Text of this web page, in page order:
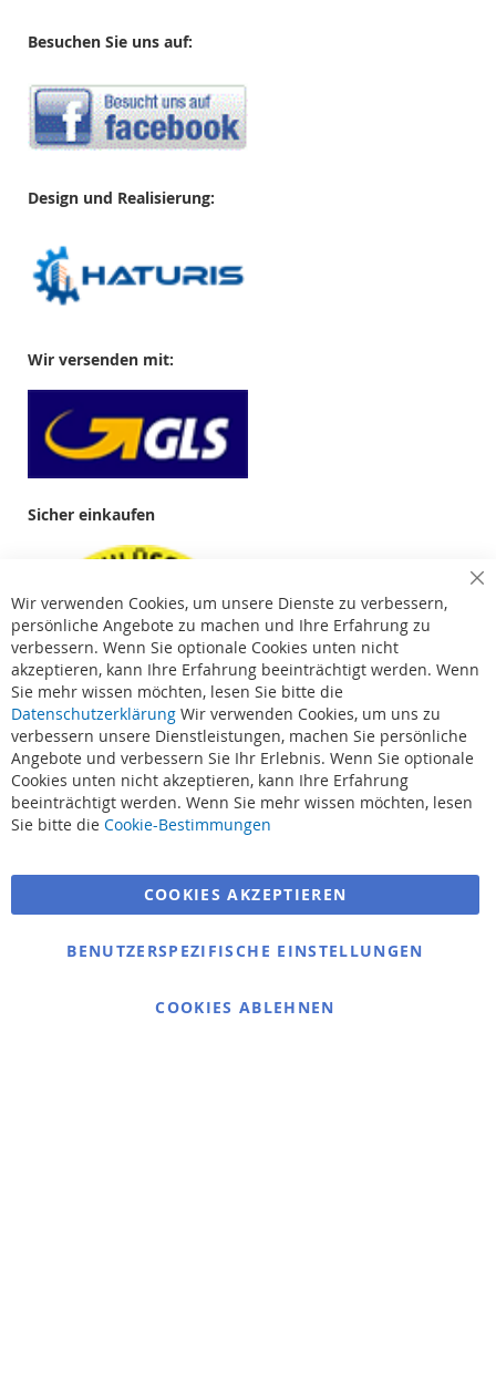
Besuchen Sie uns auf:
Design und Realisierung:
Wir versenden mit:
Sicher einkaufen
Suchbegriffe
Bestellungen und Rücksendungen
Kontaktieren Sie uns
Cookie Einstellungen
Wir verwenden Cookies, um unsere Dienste zu verbessern,
persönliche Angebote zu machen und Ihre Erfahrung zu
verbessern. Wenn Sie optionale Cookies unten nicht
akzeptieren, kann Ihre Erfahrung beeinträchtigt werden. Wenn
Sie mehr wissen möchten, lesen Sie bitte die
Datenschutzerklärung Wir verwenden Cookies, um uns zu
verbessern unsere Dienstleistungen, machen Sie persönliche
Angebote und verbessern Sie Ihr Erlebnis. Wenn Sie optionale
Cookies unten nicht akzeptieren, kann Ihre Erfahrung
beeinträchtigt werden. Wenn Sie mehr wissen möchten, lesen
Sie bitte die Cookie-Bestimmungen
COOKIES AKZEPTIEREN
BENUTZERSPEZIFISCHE EINSTELLUNGEN
COOKIES ABLEHNEN